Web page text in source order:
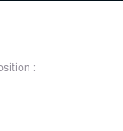
: